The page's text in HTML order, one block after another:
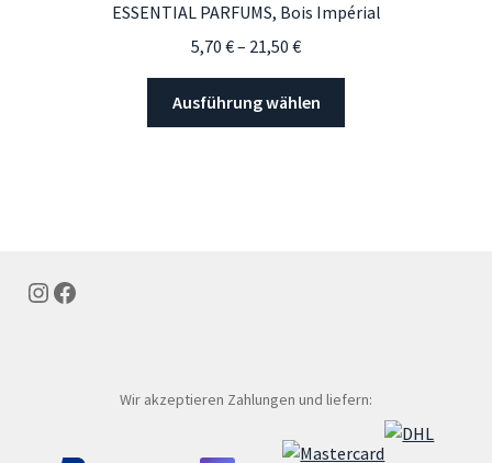
können
der
gewählt
ESSENTIAL PARFUMS, Bois Impérial
5,70 €– 21,50 €Preisspanne:
5,70 €
bis
21,50 €
Ausführung wählen
Produktseite
gewählt
werden
Instagram
Facebook
Wir akzeptieren Zahlungen und liefern: